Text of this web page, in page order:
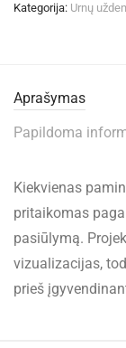
Kategorija: Urnų
Aprašymas
Papildoma
Kiekvienas
pritaikomas
pasiūlymą.
vizualizacijas,
prieš